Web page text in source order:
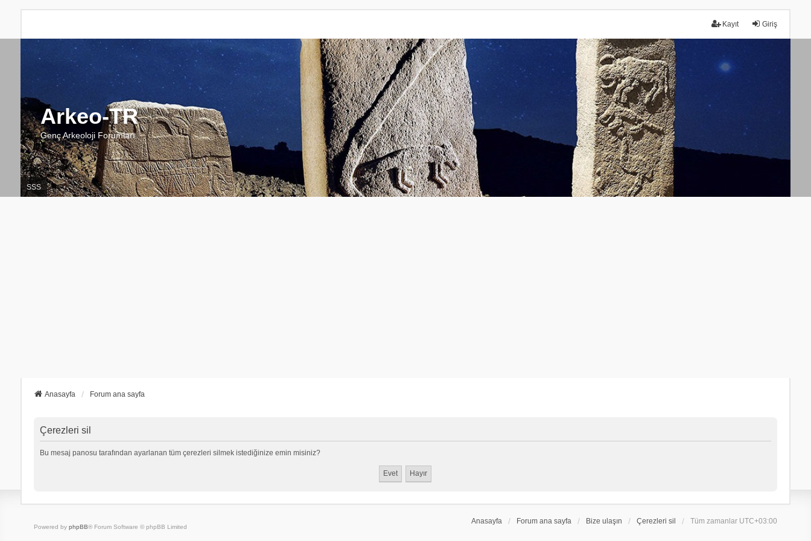
Giriş
Kayıt
Arkeo-TR
Genç Arkeoloji Forumları
SSS
Anasayfa Forum ana sayfa
Çerezleri sil
Bu mesaj panosu tarafından ayarlanan tüm çerezleri silmek istediğinize emin misiniz?
Anasayfa Forum ana sayfa Bize ulaşın Çerezleri sil Tüm zamanlar UTC+03:00
Powered by phpBB® Forum Software © phpBB Limited